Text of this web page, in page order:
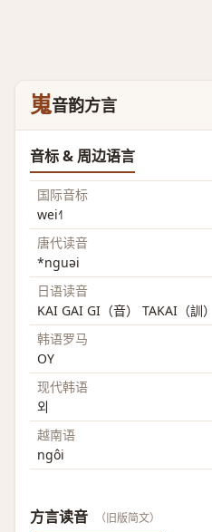
嵬音韵方言
音标 & 周边语言
国际音标
wei˧˥
唐代读音
*nguəi
日语读音
KAI GAI GI（音） TAKAI（訓）
韩语罗马
OY
现代韩语
외
越南语
ngôi
方言读音 （旧版简文）